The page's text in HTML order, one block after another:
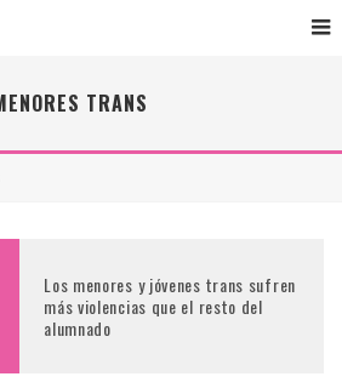
TRANS
Los menores y jóvenes trans sufren
más violencias que el resto del
alumnado